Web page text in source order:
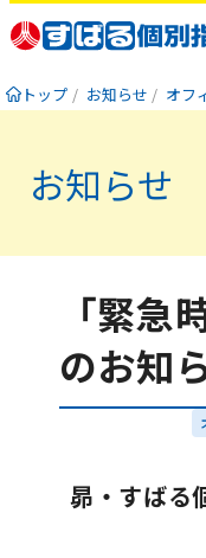
トップ お知らせ オフ
お知らせ
「緊急
のお知
昴・すばる